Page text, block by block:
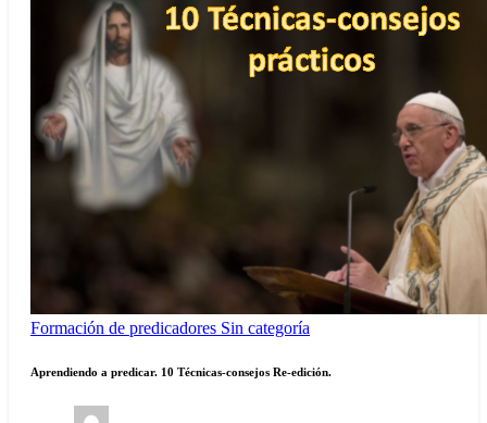
Formación de predicadores Sin categoría
Aprendiendo a predicar. 10 Técnicas-consejos Re-edición.